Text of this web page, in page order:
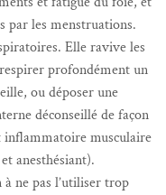
par les menstruations.
Elle ravive les
profondément un
ou déposer une
déconseillé de façon
musculaire
anesthésiant).
ne pas l’utiliser trop